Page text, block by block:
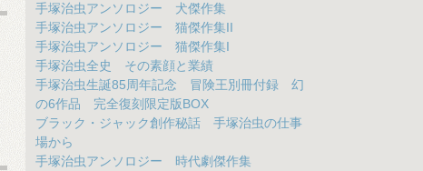
手塚治虫アンソロジー 犬傑作集
手塚治虫アンソロジー 猫傑作集II
手塚治虫アンソロジー 猫傑作集I
手塚治虫全史 その素顔と業績
手塚治虫生誕85周年記念 冒険王別冊付録 幻
の6作品 完全復刻限定版BOX
ブラック・ジャック創作秘話 手塚治虫の仕事
場から
手塚治虫アンソロジー 時代劇傑作集